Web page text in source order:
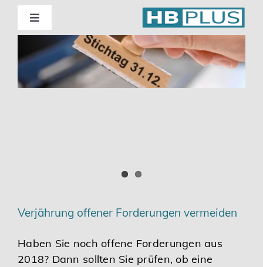
Skip
content
Toggle
Navigation
Standorte
Beratung
Digitalisierung | Steuerberatung
Verjährung offener Forderungen vermeiden
Haben Sie noch offene Forderungen aus
2018? Dann sollten Sie prüfen, ob eine